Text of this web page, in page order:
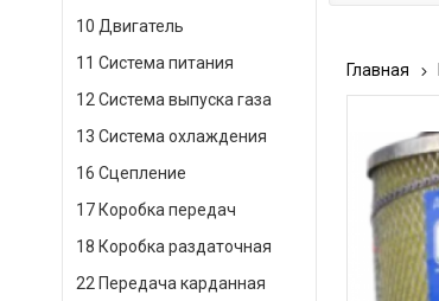
10 Двигатель
11 Система питания
12 Система выпуска газа
13 Система охлаждения
16 Сцепление
17 Коробка передач
18 Коробка раздаточная
22 Передача карданная
Главная